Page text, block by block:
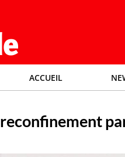
ACCUEIL
reconfinement